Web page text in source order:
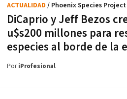
DiCaprio y Jeff Bezos
u$s200 millones para
especies al borde de la
ACTUALIDAD / Phoenix Species Project
PoriProfesional